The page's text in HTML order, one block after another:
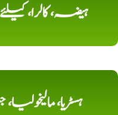
ہیضہ، کالرا،
ہسٹریا،